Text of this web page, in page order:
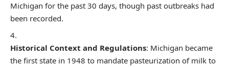
Michigan for the past 30 days, though past outbreaks had
been recorded.
Historical Context and Regulations: Michigan became
the first state in 1948 to mandate pasteurization of milk to